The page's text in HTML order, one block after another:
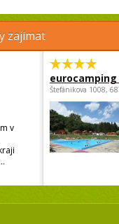
zajímat
v
Štefánikova 1008,